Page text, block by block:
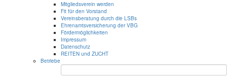
Mitgliedsverein werden
Fit für den Vorstand
Vereinsberatung durch die LSBs
Ehrenamtsversicherung der VBG
Fördermöglichkeiten
Impressum
Datenschutz
REITEN und ZUCHT
Betriebe